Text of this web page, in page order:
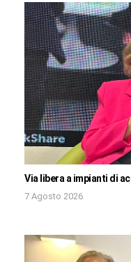
Via libera a impianti di
7 Agosto 2026